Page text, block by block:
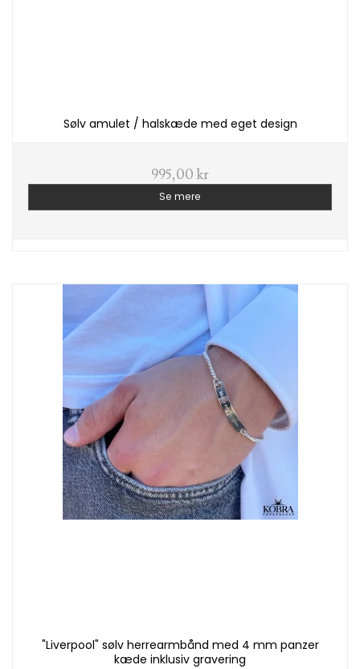
Sølv amulet / halskæde med eget design
995,00 kr
Se mere
"Liverpool" sølv herrearmbånd med 4 mm panzer
kæde inklusiv gravering